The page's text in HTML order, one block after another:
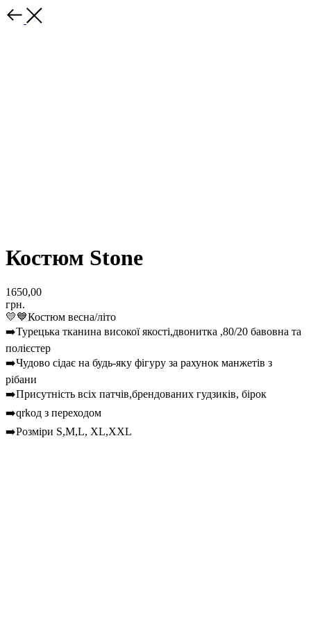
Костюм Stone
1650,00
грн.
💛💙Костюм весна/літо
➡️Турецька тканина високої якості,двонитка ,80/20 бавовна та
полієстер
➡️Чудово сідає на будь-яку фігуру за рахунок манжетів з
рібани
➡️Присутність всіх патчів,брендованих гудзиків, бірок
➡️qrkoд з переходом
➡️Розміри S,M,L, XL,XXL